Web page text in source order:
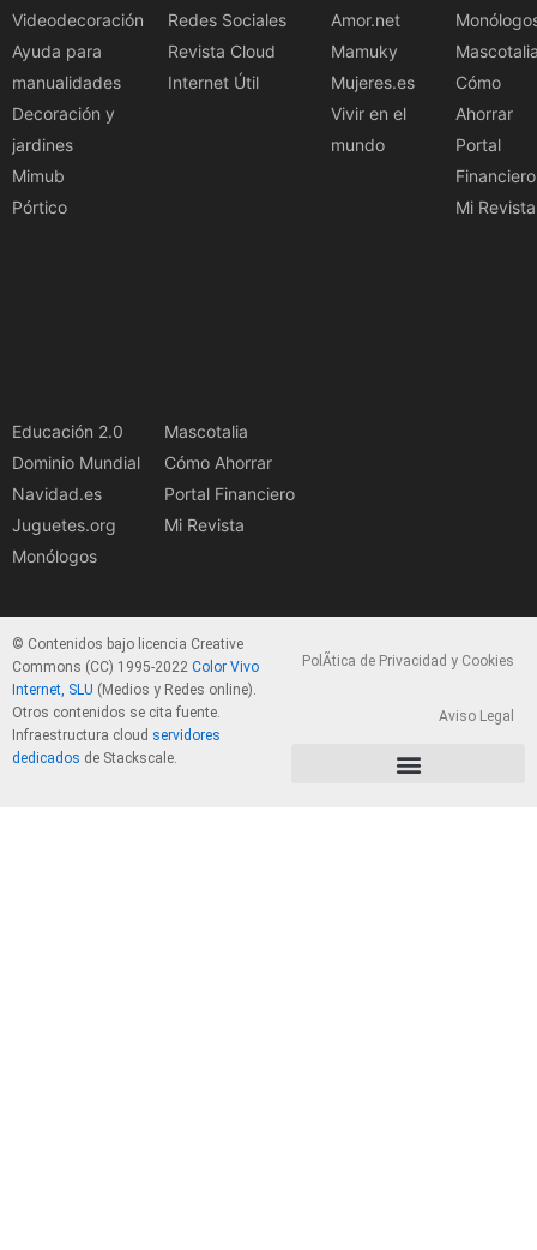
Videodecoración
Ayuda para
manualidades
Decoración y
jardines
Mimub
Pórtico
Redes Sociales
Revista Cloud
Internet Útil
Amor.net
Mamuky
Mujeres.es
Vivir en el
mundo
Cómo
Ahorrar
Portal
Financiero
Mi Revista
Educación 2.0
Dominio Mundial
Navidad.es
Juguetes.org
Monólogos
Mascotalia
Cómo Ahorrar
Portal Financiero
Mi Revista
© Contenidos bajo licencia Creative
Commons (CC) 1995-2022 Color Vivo
Internet, SLU (Medios y Redes online).
Otros contenidos se cita fuente.
Infraestructura cloud servidores
dedicados de Stackscale.
PolÃ­tica de Privacidad y Cookies
Aviso Legal